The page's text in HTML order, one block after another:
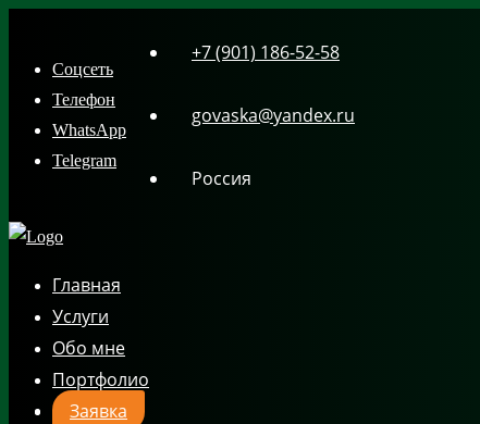
content
Соцсеть
Телефон
WhatsApp
Telegram
+7 (901) 186-52-58
govaska@yandex.ru
Россия
Главная
Услуги
Обо мне
Портфолио
Заявка